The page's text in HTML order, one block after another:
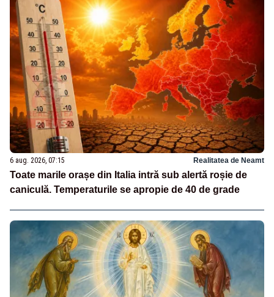
6 aug. 2026, 07:15 Realitatea de Neamt
Toate marile orașe din Italia intră sub alertă roșie de
caniculă. Temperaturile se apropie de 40 de grade